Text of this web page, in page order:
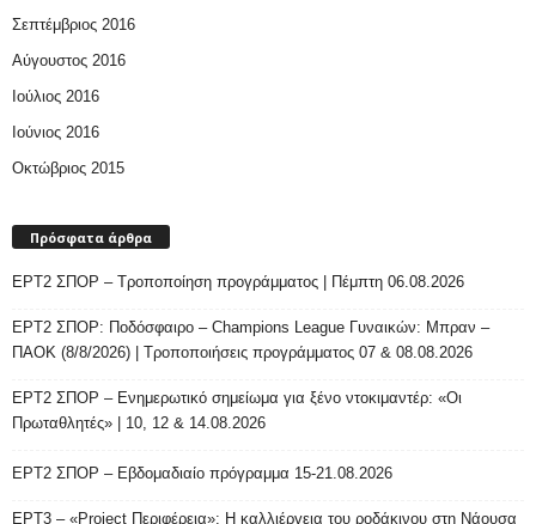
Σεπτέμβριος 2016
Αύγουστος 2016
Ιούλιος 2016
Ιούνιος 2016
Οκτώβριος 2015
Πρόσφατα άρθρα
ΕΡΤ2 ΣΠΟΡ – Τροποποίηση προγράμματος | Πέμπτη 06.08.2026
ΕΡΤ2 ΣΠΟΡ: Ποδόσφαιρο – Champions League Γυναικών: Μπραν –
ΠΑΟΚ (8/8/2026) | Τροποποιήσεις προγράμματος 07 & 08.08.2026
ΕΡΤ2 ΣΠΟΡ – Ενημερωτικό σημείωμα για ξένο ντοκιμαντέρ: «Οι
Πρωταθλητές» | 10, 12 & 14.08.2026
ΕΡΤ2 ΣΠΟΡ – Εβδομαδιαίο πρόγραμμα 15-21.08.2026
ΕΡΤ3 – «Project Περιφέρεια»: Η καλλιέργεια του ροδάκινου στη Νάουσα